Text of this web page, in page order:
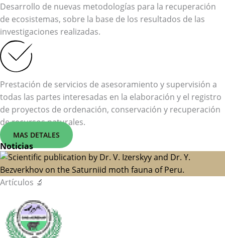
Desarrollo de nuevas metodologías para la recuperación
de ecosistemas, sobre la base de los resultados de las
investigaciones realizadas.
Prestación de servicios de asesoramiento y supervisión a
todas las partes interesadas en la elaboración y el registro
de proyectos de ordenación, conservación y recuperación
de recursos naturales.
MAS DETALES
Noticias
Artículos 🔬